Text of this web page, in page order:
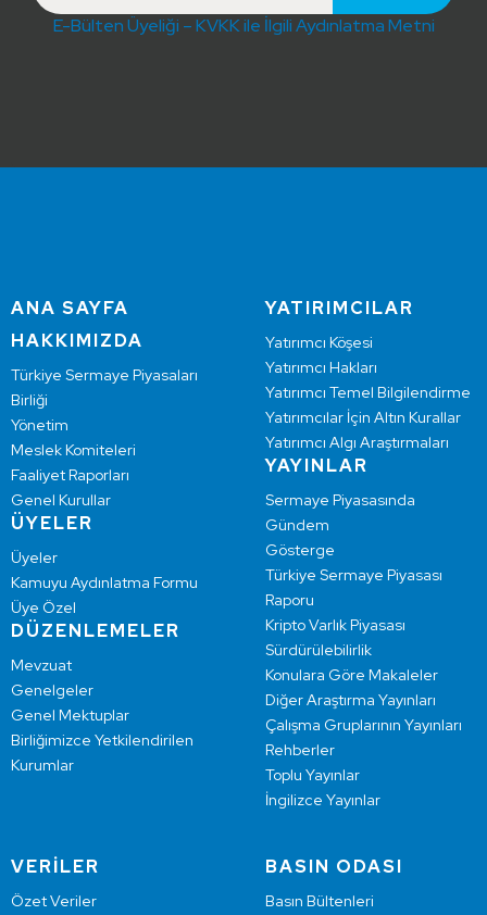
E-Bülten Üyeliği – KVKK ile İlgili Aydınlatma Metni
ANA SAYFA
HAKKIMIZDA
Türkiye Sermaye Piyasaları
Birliği
Yönetim
Meslek Komiteleri
Faaliyet Raporları
Genel Kurullar
ÜYELER
Üyeler
Kamuyu Aydınlatma Formu
Üye Özel
DÜZENLEMELER
Mevzuat
Genelgeler
Genel Mektuplar
Birliğimizce Yetkilendirilen
Kurumlar
YATIRIMCILAR
Yatırımcı Köşesi
Yatırımcı Hakları
Yatırımcı Temel Bilgilendirme
Yatırımcılar İçin Altın Kurallar
Yatırımcı Algı Araştırmaları
YAYINLAR
Sermaye Piyasasında
Gündem
Gösterge
Türkiye Sermaye Piyasası
Raporu
Kripto Varlık Piyasası
Sürdürülebilirlik
Konulara Göre Makaleler
Diğer Araştırma Yayınları
Çalışma Gruplarının Yayınları
Rehberler
Toplu Yayınlar
İngilizce Yayınlar
VERİLER
Özet Veriler
BASIN ODASI
Basın Bültenleri